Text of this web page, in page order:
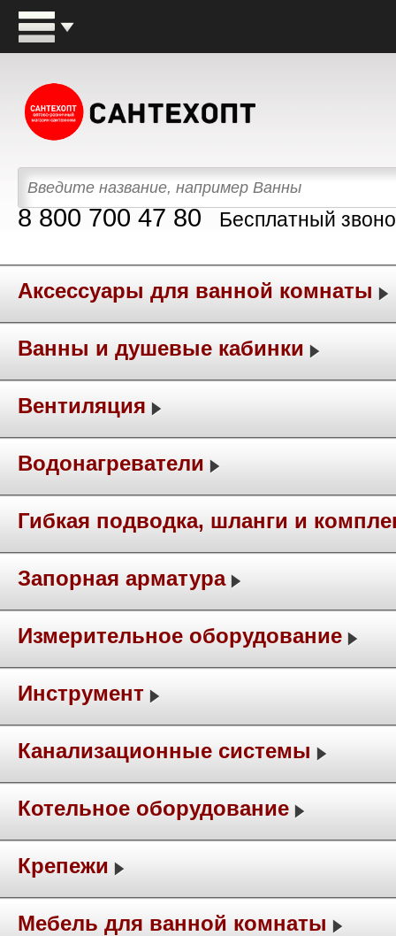
8 800 700 47 80 Бесплатный
Аксессуары для ванной комнаты
Ванны и душевые кабинки
Вентиляция
Водонагреватели
Гибкая подводка, шланги и
Запорная арматура
Измерительное оборудование
Инструмент
Канализационные системы
Котельное оборудование
Крепежи
Мебель для ванной комнаты